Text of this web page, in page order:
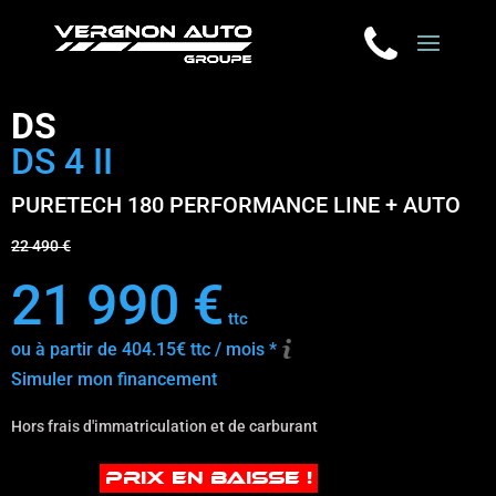
DS
DS 4 II
PURETECH 180 PERFORMANCE LINE + AUTO
22 490 €
21 990 € ttc
ou à partir de 404.15€ ttc / mois *
Simuler mon financement
Hors frais d'immatriculation et de carburant
PRIX EN BAISSE !